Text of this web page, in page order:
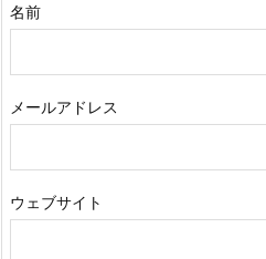
名前
メールアドレス
ウェブサイト